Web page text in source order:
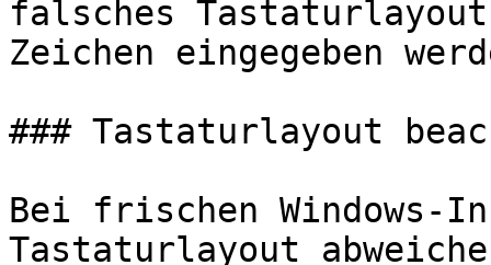
falsches
Zeichen eingegeben
### Tastaturlayout
Bei frischen Windows-
Tastaturlayout